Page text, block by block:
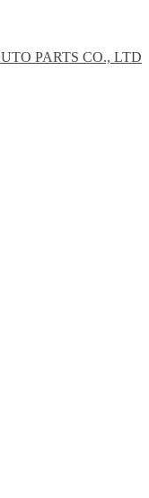
PARTS CO., LTD